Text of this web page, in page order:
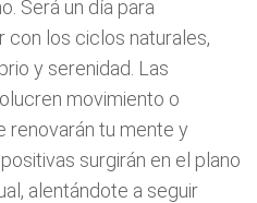
Será un día para
con los ciclos naturales,
y serenidad. Las
movimiento o
renovarán tu mente y
surgirán en el plano
alentándote a seguir